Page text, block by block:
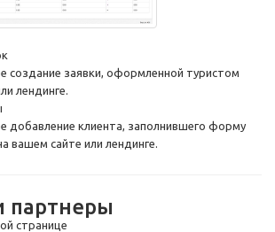
создание заявки, оформленной туристом
лендинге.
добавление клиента, заполнившего форму
вашем сайте или лендинге.
партнеры
странице